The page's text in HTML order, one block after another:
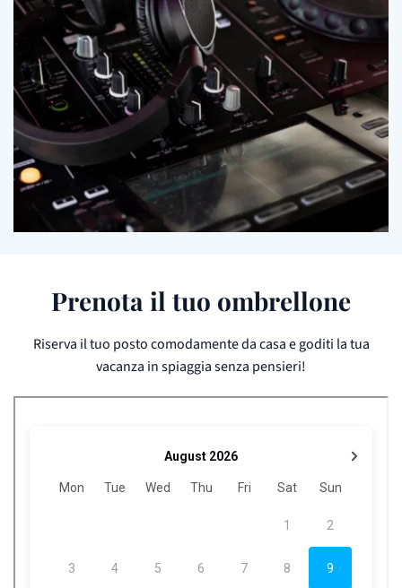
Prenota il tuo ombrellone
Riserva il tuo posto comodamente da casa e goditi la tua
vacanza in spiaggia senza pensieri!